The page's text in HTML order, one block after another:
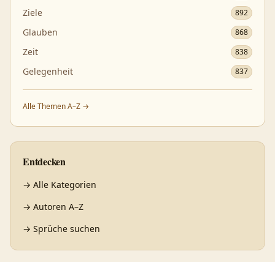
Ziele 892
Glauben 868
Zeit 838
Gelegenheit 837
Alle Themen A–Z →
Entdecken
→ Alle Kategorien
→ Autoren A–Z
→ Sprüche suchen